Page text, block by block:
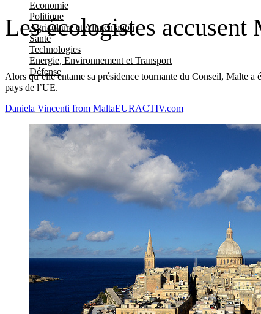
Economie
Politique
Agriculture et Alimentation
Santé
Technologies
Energie, Environnement et Transport
Défense
Les écologistes accusent
Alors qu’elle entame sa présidence tournante du Conseil, Malte
pays de l’UE.
Daniela Vincenti from MaltaEURACTIV.com